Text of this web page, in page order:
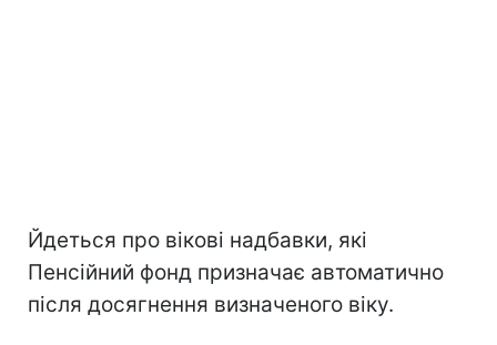
Йдеться про вікові надбавки, які
Пенсійний фонд призначає автоматично
після досягнення визначеного віку.